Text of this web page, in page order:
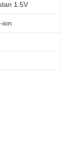
1.5V
ion